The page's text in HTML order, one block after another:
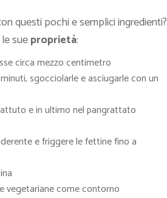
questi pochi e semplici ingredienti?
sueproprietà:
circa mezzo centimetro
sgocciolarle e asciugarle con un
e in ultimo nel pangrattato
e friggere le fettine fino a
vegetariane come contorno